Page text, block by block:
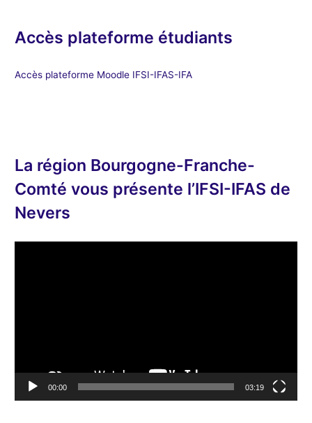
Accès plateforme étudiants
Accès plateforme Moodle IFSI-IFAS-IFA
La région Bourgogne-Franche-
Comté vous présente l’IFSI-IFAS de
Nevers
i
00:00 03:19